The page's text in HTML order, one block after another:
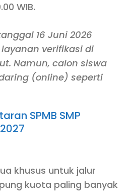
WIB.
16 Juni 2026
layanan verifikasi di
Namun, calon siswa
(online) seperti
SPMB SMP
khusus untuk jalur
kuota paling banyak